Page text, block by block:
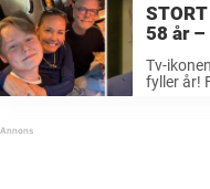
58 år
Tv-
fyller år!